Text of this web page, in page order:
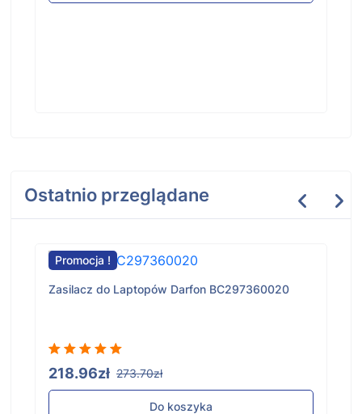
Ostatnio przeglądane
Promocja !
Zasilacz do Laptopów Darfon BC297360020
218.96zł 273.70zł
Do koszyka